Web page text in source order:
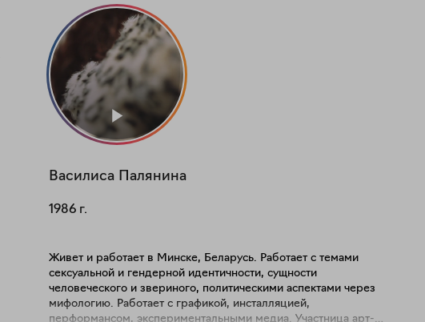
Василиса Палянина
1986 г.
Живет и работает в Минске, Беларусь. Работает с темами
сексуальной и гендерной идентичности, сущности
человеческого и звериного, политическими аспектами через
мифологию. Работает с графикой, инсталляцией,
перформансом, экспериментальными медиа. Участница арт-